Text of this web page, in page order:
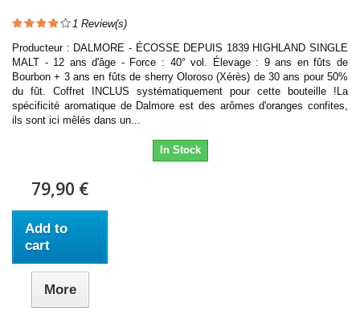
1 Review(s)
Producteur : DALMORE - ÉCOSSE DEPUIS 1839 HIGHLAND SINGLE
MALT - 12 ans d'âge - Force : 40° vol. Élevage : 9 ans en fûts de
Bourbon + 3 ans en fûts de sherry Oloroso (Xérès) de 30 ans pour 50%
du fût. Coffret INCLUS systématiquement pour cette bouteille !La
spécificité aromatique de Dalmore est des arômes d'oranges confites,
ils sont ici mêlés dans un...
In Stock
79,90 €
Add to
cart
More